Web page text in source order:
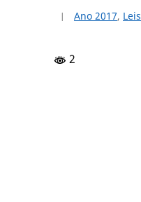
Ano 2017, Leis
2